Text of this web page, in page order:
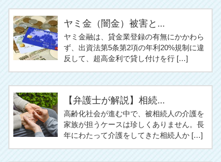
ヤミ金（闇金）被害と...
ヤミ金融は、貸金業登録の有無にかかわら
ず、出資法第5条第2項の年利20%規制に違
反して、超高金利で貸し付けを行 […]
【弁護士が解説】相続...
高齢化社会が進む中で、被相続人の介護を
家族が担うケースは珍しくありません。長
年にわたって介護をしてきた相続人か […]